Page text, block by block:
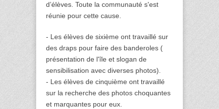
d’élèves. Toute la communauté s'est
réunie pour cette cause.
- Les élèves de sixième ont travaillé sur
des draps pour faire des banderoles (
présentation de l'île et slogan de
sensibilisation avec diverses photos).
- Les élèves de cinquième ont travaillé
sur la recherche des photos choquantes
et marquantes pour eux.